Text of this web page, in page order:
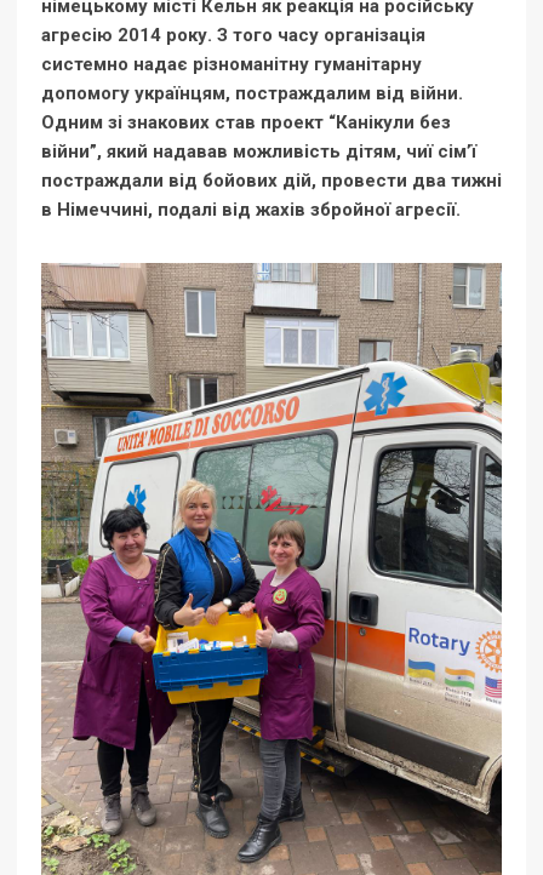
німецькому місті Кельн як реакція на російську
агресію 2014 року. З того часу організація
системно надає різноманітну гуманітарну
допомогу українцям, постраждалим від війни.
Одним зі знакових став проект “Канікули без
війни”, який надавав можливість дітям, чиї сім’ї
постраждали від бойових дій, провести два тижні
в Німеччині, подалі від жахів збройної агресії.